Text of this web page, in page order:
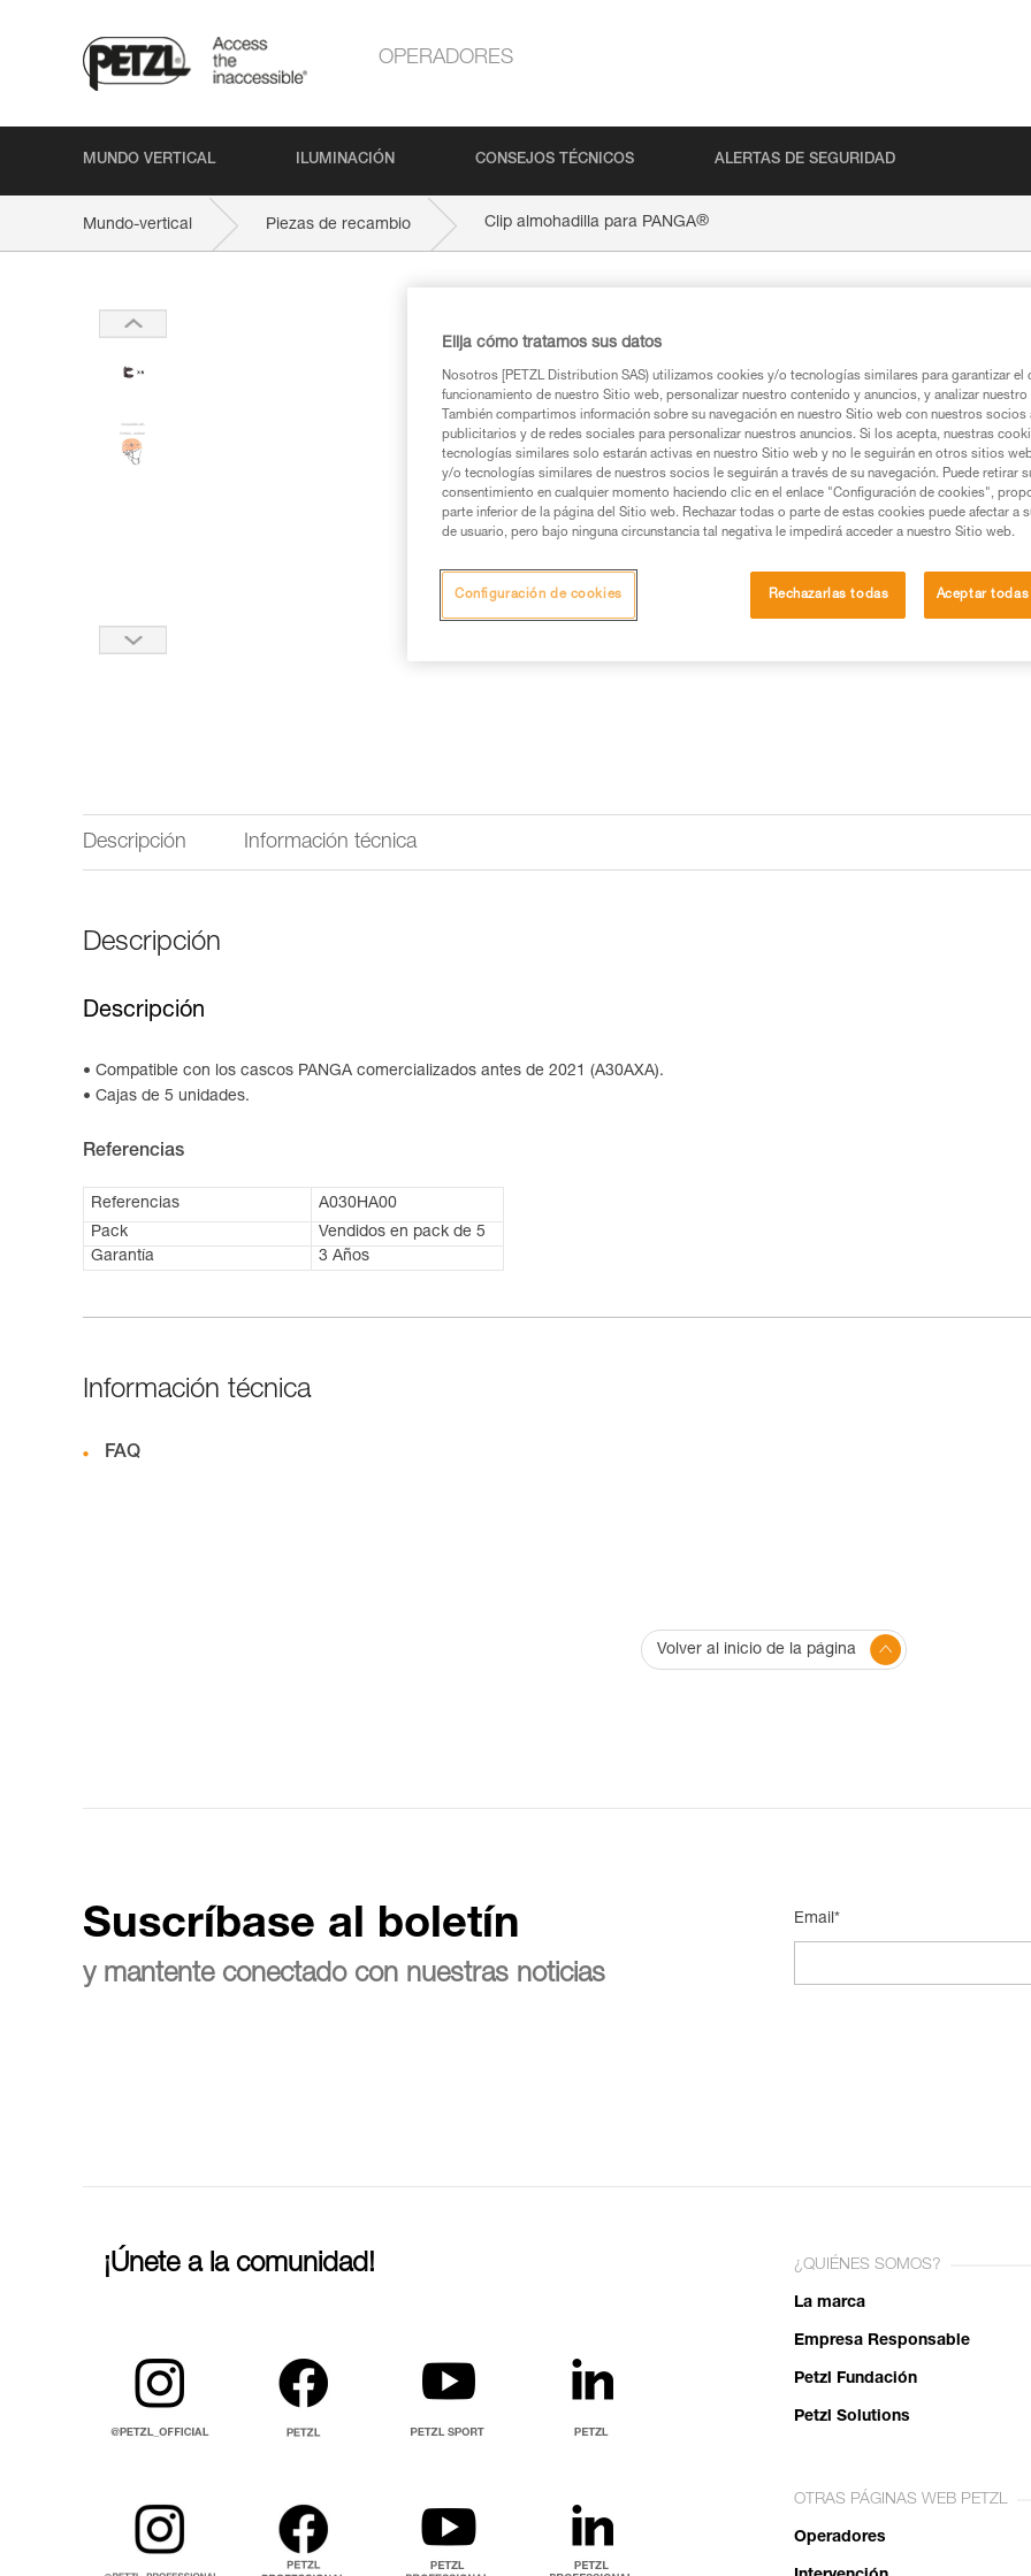
OPERADORES
MUNDO VERTICAL ILUMINACIÓN CONSEJOS TÉCNICOS ALERTAS DE SEGURIDAD
Mundo-vertical Piezas de recambio Clip almohadilla para PANGA®
PANGA®
Clip para almohadilla
de 5)
Clip para almohadilla de
Solicite pieza a servicio
Descripción Información técnica
Descripción
Descripción
Compatible con los cascos PANGA comercializados antes de 2021 (A30AXA).
Cajas de 5 unidades.
Referencias
Referencias
A030HA00
Pack
Vendidos en pack de 5
Garantía
3 Años
Información técnica
FAQ
Volver al inicio de la página
Suscríbase al boletín
y mantente conectado con nuestras noticias
Email*
¡Únete a la comunidad! ¿QUIÉNES SOMOS?
La marca
Empresa Responsable
Petzl Fundación
Petzl Solutions
OTRAS PÁGINAS WEB PETZL
Operadores
Elija cómo tratamos sus datos
Nosotros [PETZL Distribution SAS) utilizamos cookies y/o tecnologías similares para garantizar el
funcionamiento de nuestro Sitio web, personalizar nuestro contenido y anuncios, y analizar
También compartimos información sobre su navegación en nuestro Sitio web con nuestros socios
publicitarios y de redes sociales para personalizar nuestros anuncios. Si los acepta, nuestras
tecnologías similares solo estarán activas en nuestro Sitio web y no le seguirán en otros sitios
y/o tecnologías similares de nuestros socios le seguirán a través de su navegación. Puede retirar
consentimiento en cualquier momento haciendo clic en el enlace "Configuración de cookies",
parte inferior de la página del Sitio web. Rechazar todas o parte de estas cookies puede afectar a
de usuario, pero bajo ninguna circunstancia tal negativa le impedirá acceder a nuestro Sitio web.
Rechazarlas todas Aceptar
Configuración de cookies